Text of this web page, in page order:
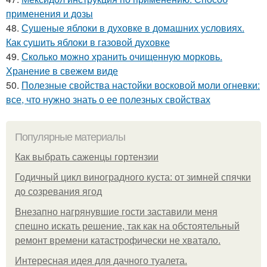
применения и дозы
48. Сушеные яблоки в духовке в домашних условиях.
Как сушить яблоки в газовой духовке
49. Сколько можно хранить очищенную морковь.
Хранение в свежем виде
50. Полезные свойства настойки восковой моли огневки:
все, что нужно знать о ее полезных свойствах
Популярные материалы
Как выбрать саженцы гортензии
Годичный цикл виноградного куста: от зимней спячки
до созревания ягод
Внезапно нагрянувшие гости заставили меня
спешно искать решение, так как на обстоятельный
ремонт времени катастрофически не хватало.
Интересная идея для дачного туалета.